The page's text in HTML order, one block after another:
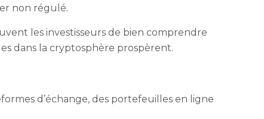
non régulé.
les investisseurs de bien comprendre
dans la cryptosphère prospèrent.
d’échange, des portefeuilles en ligne